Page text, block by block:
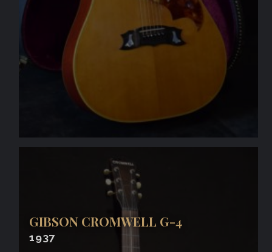
GIBSON CROMWELL G-4
1937